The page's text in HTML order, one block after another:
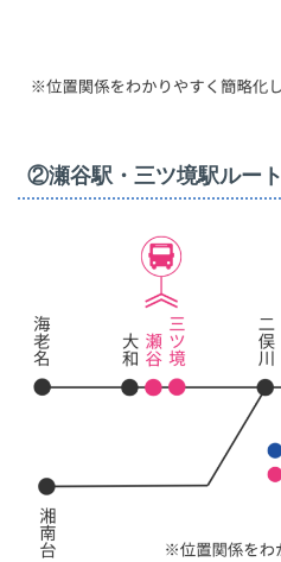
②瀬谷駅・三ツ境駅ルート